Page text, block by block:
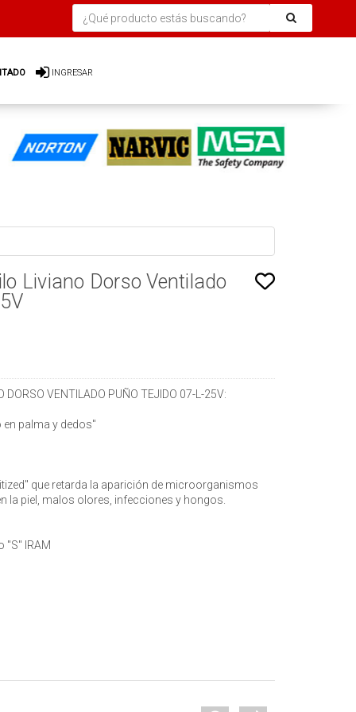
INGRESAR
Liviano Dorso Ventilado
DORSO VENTILADO PUÑO TEJIDO 07-L-25V:
en palma y dedos"
que retarda la aparición de microorganismos
la piel, malos olores, infecciones y hongos.
"S" IRAM